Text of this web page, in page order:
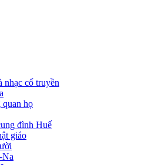
nhạc cổ truyền
họ
đình Huế
giáo
Na